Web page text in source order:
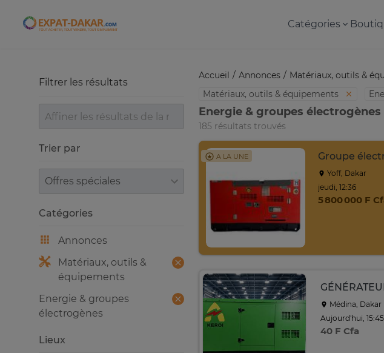
Expat-Dakar Catégories
Accueil Annonces Matériaux, outils &
Matériaux, outils & équipements
Energie & groupes électrogènes
185 résultats trouvés
A LA UNE Groupe
Yoff, Dakar
jeudi, 12:36
5 800 000 F
Médina, Dakar
Aujourd'hui, 15:45
40 F Cfa
Filtrer les résultats
Trier par
Trier par
Catégories
Annonces
Matériaux, outils &
équipements
Energie & groupes
électrogènes
Lieux